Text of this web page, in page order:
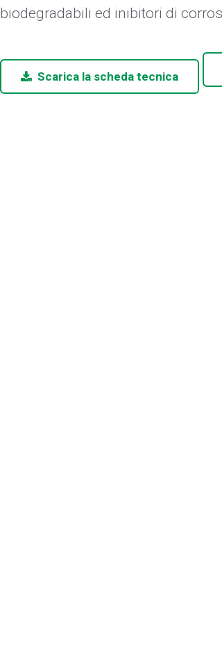
biodegradabili ed inibitori di
Scarica la scheda tecnica